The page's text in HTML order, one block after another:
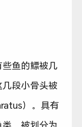
鱼的鳔被几
段小骨头被
）。具有